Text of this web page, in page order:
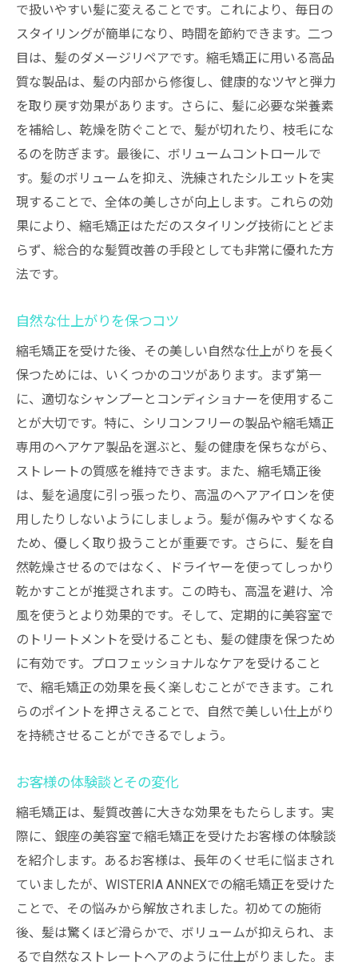
で扱いやすい髪に変えることです。これにより、毎日の
スタイリングが簡単になり、時間を節約できます。二つ
目は、髪のダメージリペアです。縮毛矯正に用いる高品
質な製品は、髪の内部から修復し、健康的なツヤと弾力
を取り戻す効果があります。さらに、髪に必要な栄養素
を補給し、乾燥を防ぐことで、髪が切れたり、枝毛にな
るのを防ぎます。最後に、ボリュームコントロールで
す。髪のボリュームを抑え、洗練されたシルエットを実
現することで、全体の美しさが向上します。これらの効
果により、縮毛矯正はただのスタイリング技術にとどま
らず、総合的な髪質改善の手段としても非常に優れた方
法です。
自然な仕上がりを保つコツ
縮毛矯正を受けた後、その美しい自然な仕上がりを長く
保つためには、いくつかのコツがあります。まず第一
に、適切なシャンプーとコンディショナーを使用するこ
とが大切です。特に、シリコンフリーの製品や縮毛矯正
専用のヘアケア製品を選ぶと、髪の健康を保ちながら、
ストレートの質感を維持できます。また、縮毛矯正後
は、髪を過度に引っ張ったり、高温のヘアアイロンを使
用したりしないようにしましょう。髪が傷みやすくなる
ため、優しく取り扱うことが重要です。さらに、髪を自
然乾燥させるのではなく、ドライヤーを使ってしっかり
乾かすことが推奨されます。この時も、高温を避け、冷
風を使うとより効果的です。そして、定期的に美容室で
のトリートメントを受けることも、髪の健康を保つため
に有効です。プロフェッショナルなケアを受けること
で、縮毛矯正の効果を長く楽しむことができます。これ
らのポイントを押さえることで、自然で美しい仕上がり
を持続させることができるでしょう。
お客様の体験談とその変化
縮毛矯正は、髪質改善に大きな効果をもたらします。実
際に、銀座の美容室で縮毛矯正を受けたお客様の体験談
を紹介します。あるお客様は、長年のくせ毛に悩まされ
ていましたが、WISTERIA ANNEXでの縮毛矯正を受けた
ことで、その悩みから解放されました。初めての施術
後、髪は驚くほど滑らかで、ボリュームが抑えられ、ま
るで自然なストレートヘアのように仕上がりました。ま